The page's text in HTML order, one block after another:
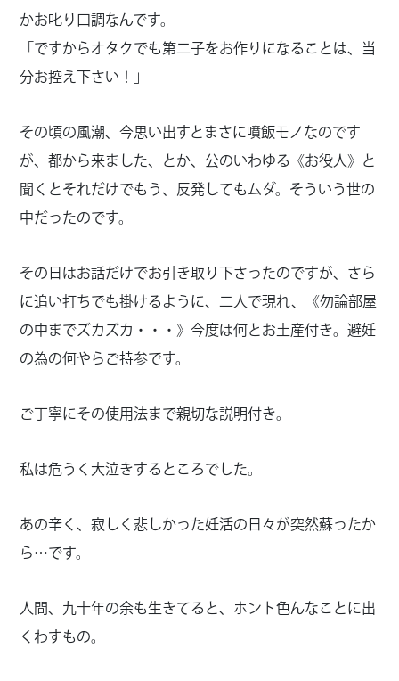
かお叱り口調なんです。
「ですからオタクでも第二子をお作りになることは、当
分お控え下さい！」
その頃の風潮、今思い出すとまさに噴飯モノなのです
が、都から来ました、とか、公のいわゆる《お役人》と
聞くとそれだけでもう、反発してもムダ。そういう世の
中だったのです。
その日はお話だけでお引き取り下さったのですが、さら
に追い打ちでも掛けるように、二人で現れ、《勿論部屋
の中までズカズカ・・・》今度は何とお土産付き。避妊
の為の何やらご持参です。
ご丁寧にその使用法まで親切な説明付き。
私は危うく大泣きするところでした。
あの辛く、寂しく悲しかった妊活の日々が突然蘇ったか
ら…です。
人間、九十年の余も生きてると、ホント色んなことに出
くわすもの。